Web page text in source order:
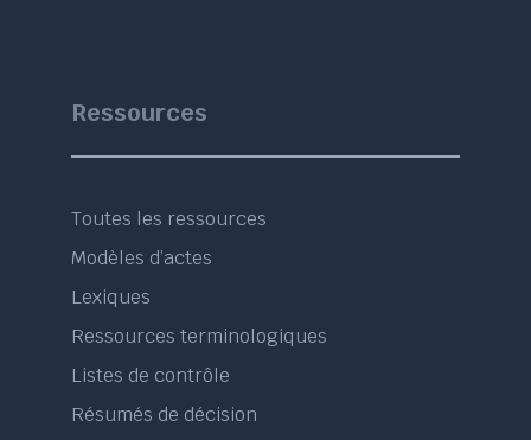
Ressources
Toutes les ressources
Modèles d’actes
Lexiques
Ressources terminologiques
Listes de contrôle
Résumés de décision